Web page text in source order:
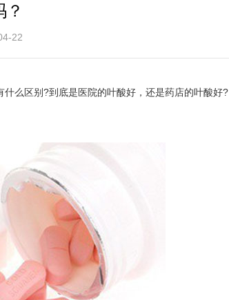
22
么区别?到底是医院的叶酸好，还是药店的叶酸好?